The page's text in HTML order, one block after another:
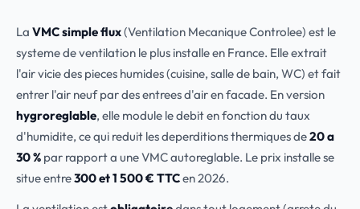
La VMC simple flux(Ventilation Mecanique Controlee) est le
systeme de ventilation le plus installe en France. Elle extrait
l'air vicie des pieces humides (cuisine, salle de bain, WC) et fait
entrer l'air neuf par des entrees d'air en facade. En version
hygroreglable, elle module le debit en fonction du taux
d'humidite, ce qui reduit les deperditions thermiques de20 a
30 % par rapport a une VMC autoreglable. Le prix installe se
situe entre300 et 1 500 € TTCen 2026.